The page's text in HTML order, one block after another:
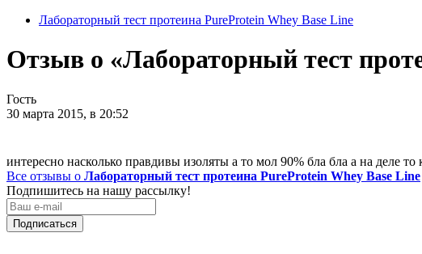
Лабораторный тест протеина PureProtein Whey Base Line
Отзыв о «Лабораторный тест
Гость
30 марта 2015, в 20:52
интересно насколько правдивы изоляты а то мол 90% бла бла а на деле то
Все отзывы о Лабораторный тест протеина PureProtein Whey Base Line
Подпишитесь на нашу рассылку!
Подписаться